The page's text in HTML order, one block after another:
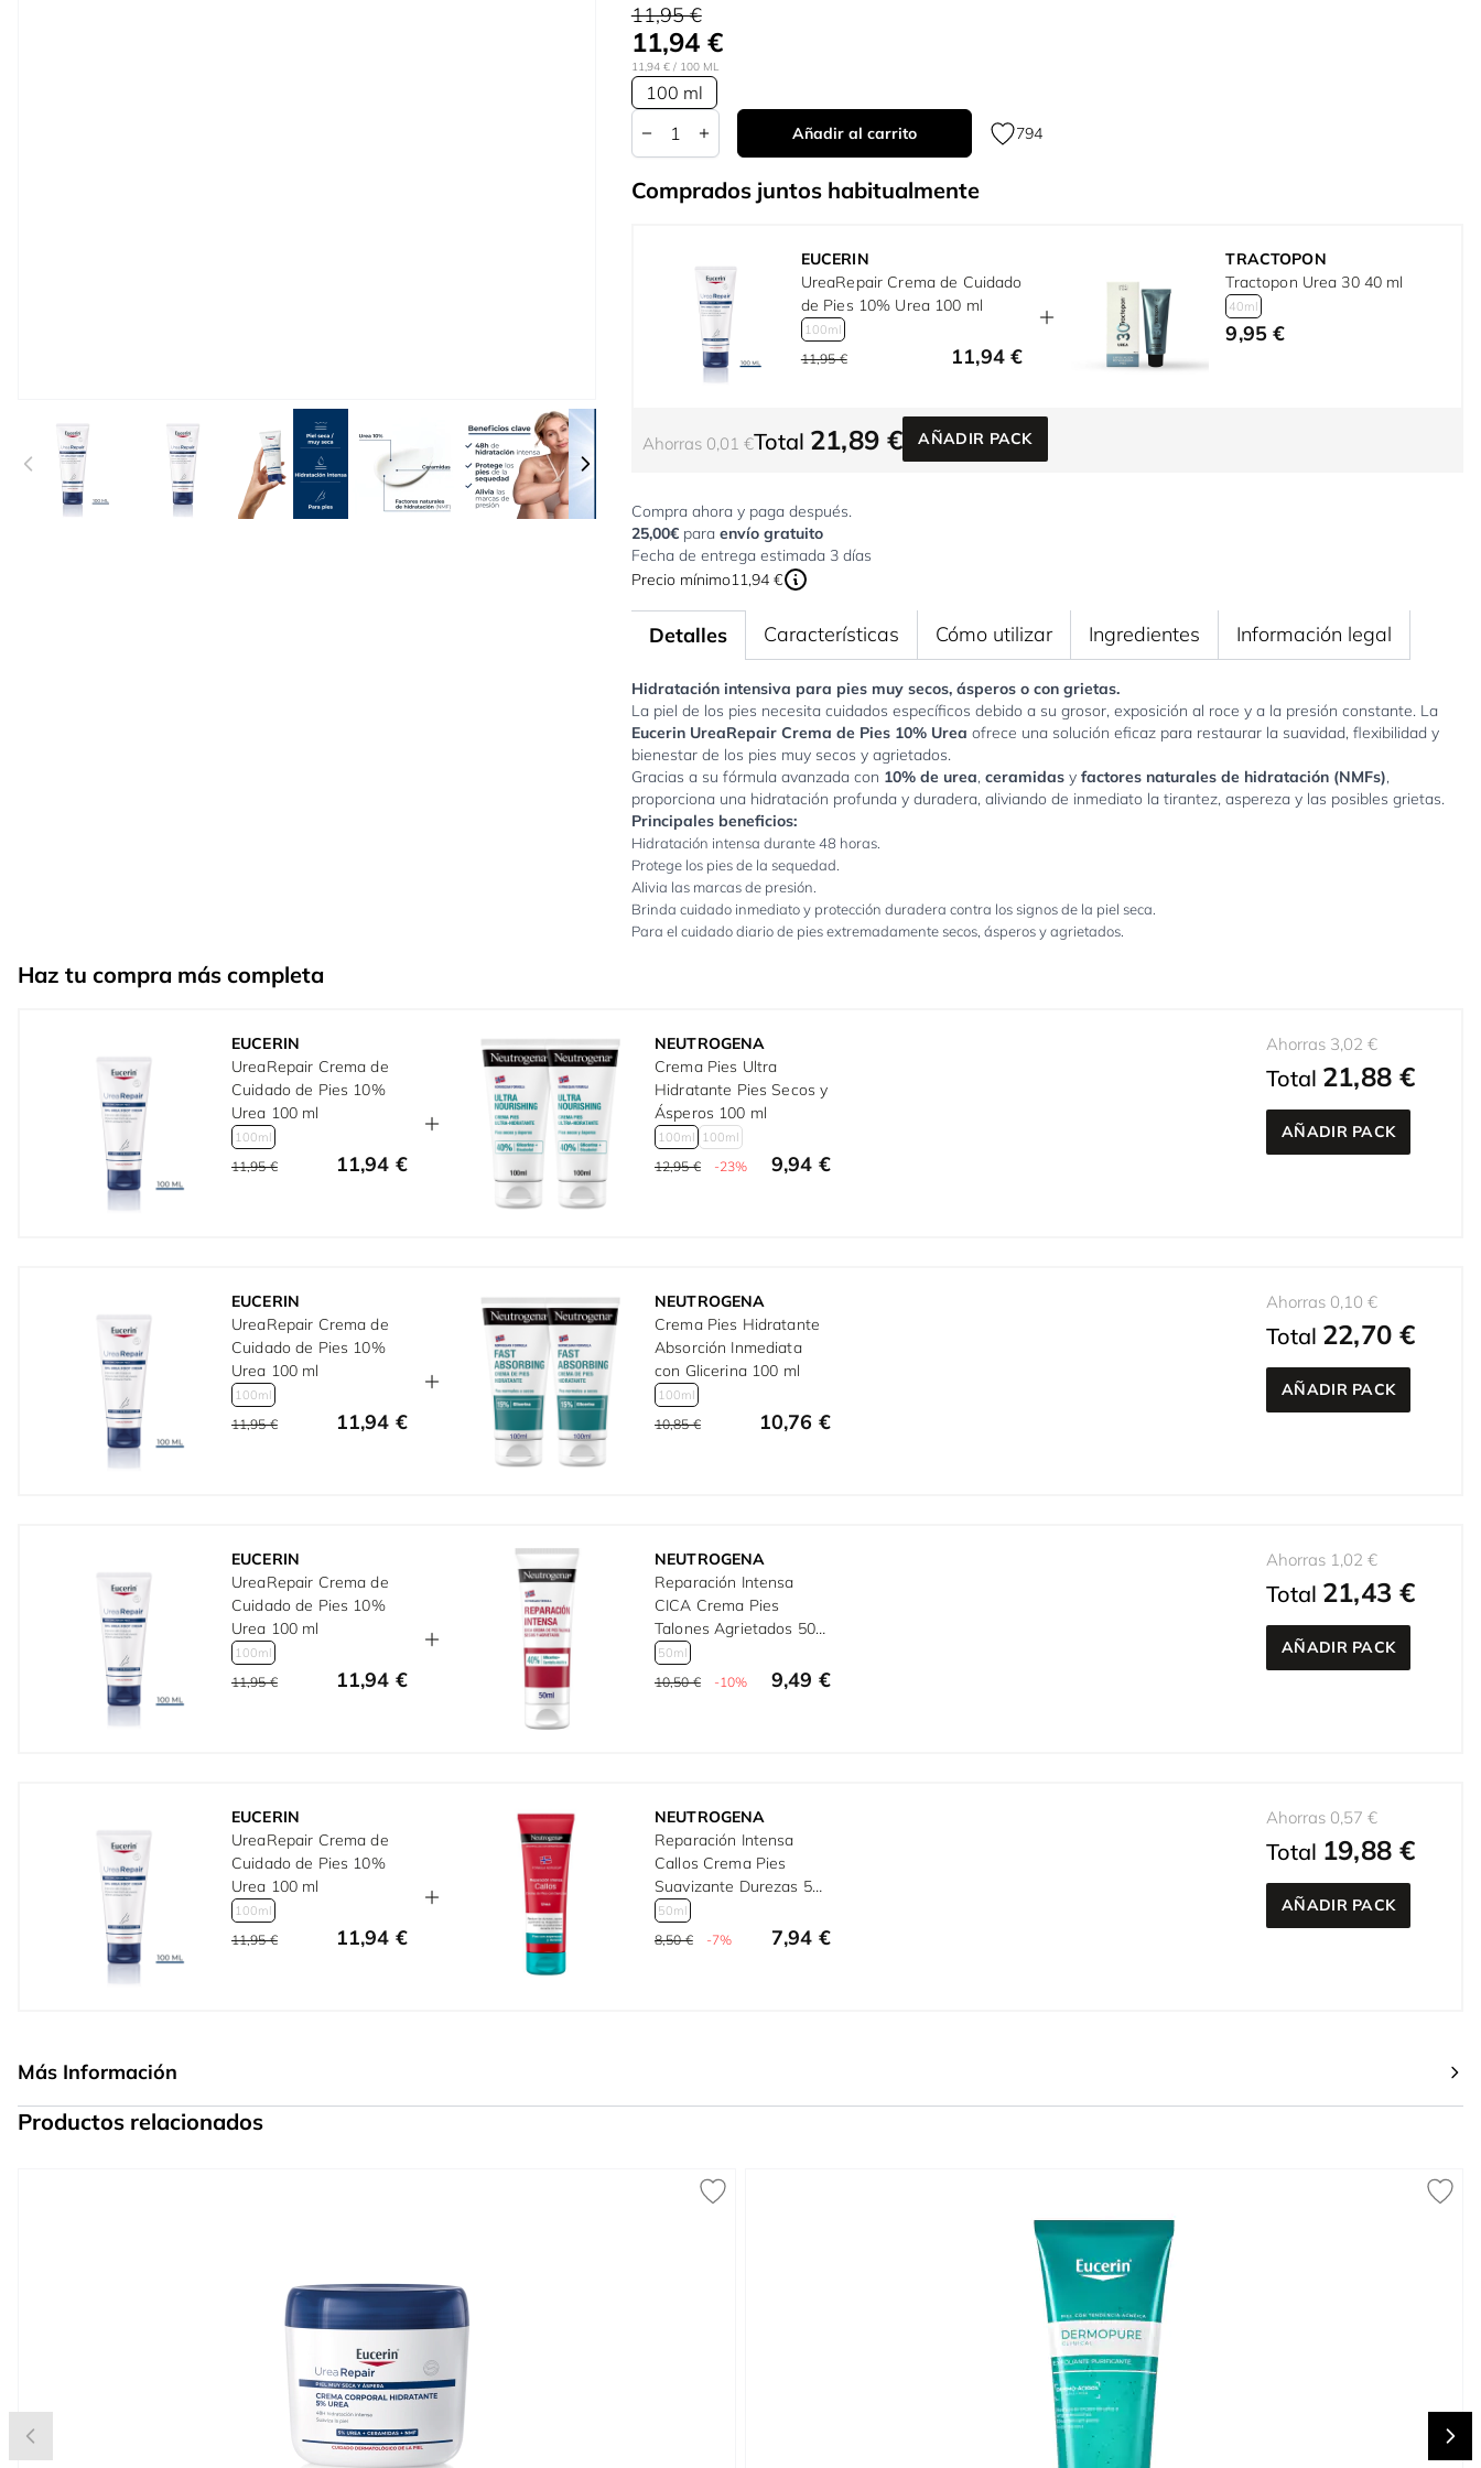
View larger imageView larger imageView larger imageView larger imageView larger image View larger image
11,95 €
11,94 €
11,94 €/ 100 ML
100 ml
Cantidad
Añadir al carrito 794
Comprados juntos habitualmente
EUCERIN
UreaRepair Crema de Cuidado
de Pies 10% Urea 100 ml
100ml
11,95 € 11,94 €
TRACTOPON
Tractopon Urea 30 40 ml
40ml
9,95 €
Ahorras 0,01 €Total 21,89 € AÑADIR PACK
Compra ahora y paga después.
25,00€ para envío gratuito
Fecha de entrega estimada 3 días
Precio mínimo11,94 €
Detalles
Hidratación intensiva para pies muy secos, ásperos o con grietas.
La piel de los pies necesita cuidados específicos debido a su grosor, exposición al roce y a la presión constante. La
Eucerin UreaRepair Crema de Pies 10% Urea ofrece una solución eficaz para restaurar la suavidad, flexibilidad y
bienestar de los pies muy secos y agrietados.
Gracias a su fórmula avanzada con 10% de urea, ceramidasy factores naturales de hidratación (NMFs),
proporciona una hidratación profunda y duradera, aliviando de inmediato la tirantez, aspereza y las posibles grietas.
Principales beneficios:
Hidratación intensa durante 48 horas.
Protege los pies de la sequedad.
Alivia las marcas de presión.
Brinda cuidado inmediato y protección duradera contra los signos de la piel seca.
Para el cuidado diario de pies extremadamente secos, ásperos y agrietados.
Características Cómo utilizar Ingredientes Información legal
Haz tu compra más completa
EUCERIN
UreaRepair Crema de
Cuidado de Pies 10%
Urea 100 ml
100ml
11,95 € 11,94 €
NEUTROGENA
Crema Pies Ultra
Hidratante Pies Secos y
Ásperos 100 ml
100ml 100ml
12,95 € -23% 9,94 €
Ahorras 3,02 €
Total 21,88 €
AÑADIR PACK
EUCERIN
UreaRepair Crema de
Cuidado de Pies 10%
Urea 100 ml
100ml
11,95 € 11,94 €
NEUTROGENA
Crema Pies Hidratante
Absorción Inmediata
con Glicerina 100 ml
100ml
10,85 € 10,76 €
Ahorras 0,10 €
Total 22,70 €
AÑADIR PACK
EUCERIN
UreaRepair Crema de
Cuidado de Pies 10%
Urea 100 ml
100ml
11,95 € 11,94 €
NEUTROGENA
Reparación Intensa
CICA Crema Pies
Talones Agrietados 50
ml
50ml
10,50 € -10% 9,49 €
Ahorras 1,02 €
Total 21,43 €
AÑADIR PACK
EUCERIN
UreaRepair Crema de
Cuidado de Pies 10%
Urea 100 ml
100ml
11,95 € 11,94 €
NEUTROGENA
Reparación Intensa
Callos Crema Pies
Suavizante Durezas 50
ml
50ml
8,50 € -7% 7,94 €
Ahorras 0,57 €
Total 19,88 €
AÑADIR PACK
Más Información
Productos relacionados